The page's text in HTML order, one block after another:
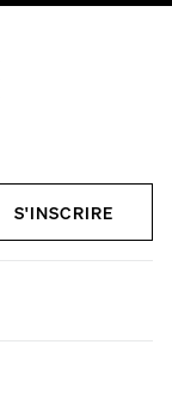
S'INSCRIRE